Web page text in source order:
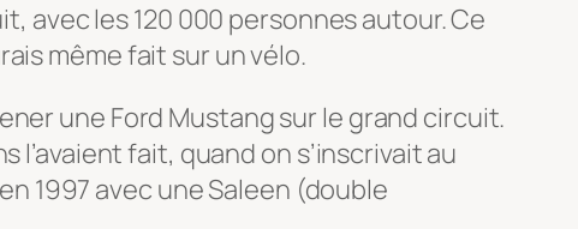
avec les 120 000 personnes autour. Ce
même fait sur un vélo.
une Ford Mustang sur le grand circuit.
l’avaient fait, quand on s’inscrivait au
1997 avec une Saleen (double